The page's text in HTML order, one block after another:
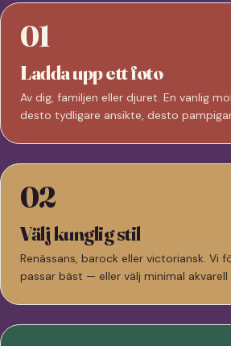
01
Ladda upp ett foto
Av dig, familjen eller djuret. En vanlig
desto tydligare ansikte, desto
02
Välj kunglig stil
Renässans, barock eller victoriansk. Vi
passar bäst — eller välj minimal akvarell